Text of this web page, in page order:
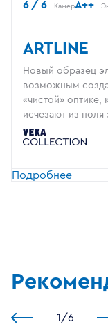
6 / 6 КамерA++
ARTLINE
Новый образец
возможным
«чистой» оптике,
исчезают из поля
Подробнее
1 /6